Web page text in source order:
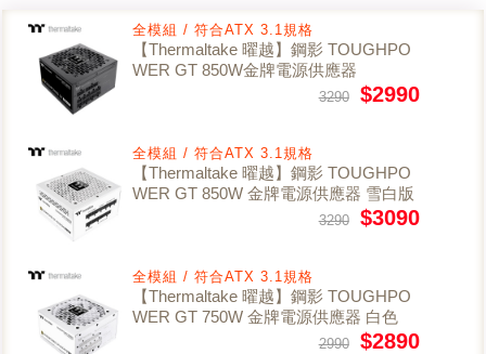
全模組 / 符合ATX 3.1規格
【Thermaltake 曜越】鋼影 TOUGHPO
WER GT 850W金牌電源供應器
3290 $2990
全模組 / 符合ATX 3.1規格
【Thermaltake 曜越】鋼影 TOUGHPO
WER GT 850W 金牌電源供應器 雪白版
3290 $3090
全模組 / 符合ATX 3.1規格
【Thermaltake 曜越】鋼影 TOUGHPO
WER GT 750W 金牌電源供應器 白色
2990 $2890